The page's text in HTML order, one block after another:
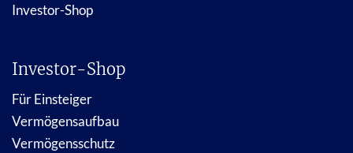
Investor-Shop
Investor-Shop
Für Einsteiger
Vermögensaufbau
Vermögensschutz